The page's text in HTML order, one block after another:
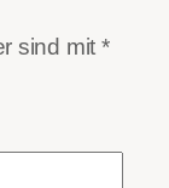
sind mit *